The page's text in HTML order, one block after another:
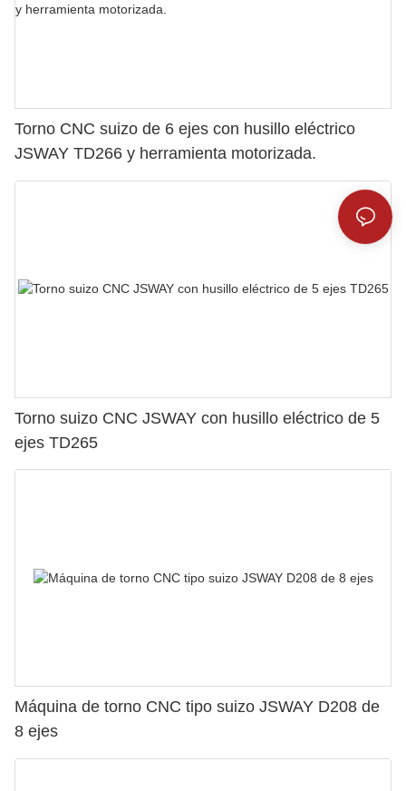
Torno CNC suizo de 6 ejes con husillo eléctrico
JSWAY TD266 y herramienta motorizada.
Torno suizo CNC JSWAY con husillo eléctrico de 5
ejes TD265
Máquina de torno CNC tipo suizo JSWAY D208 de
8 ejes